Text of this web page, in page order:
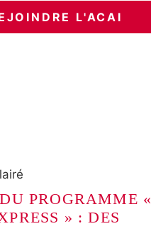
L'ACAI
PROGRAMME «
» : DES